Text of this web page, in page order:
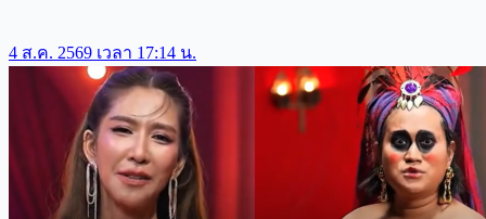
4 ส.ค. 2569 เวลา 17:14 น.